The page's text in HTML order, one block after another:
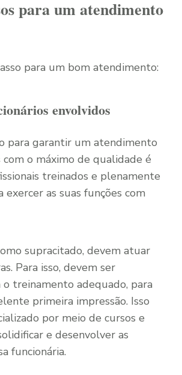
para um atendimento
para um bom atendimento:
envolvidos
para garantir um atendimento
o máximo de qualidade é
treinados e plenamente
exercer as suas funções com
supracitado, devem atuar
Para isso, devem ser
o treinamento adequado, para
primeira impressão. Isso
por meio de cursos e
e desenvolver as
funcionária.